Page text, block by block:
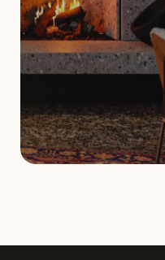
Demande de service